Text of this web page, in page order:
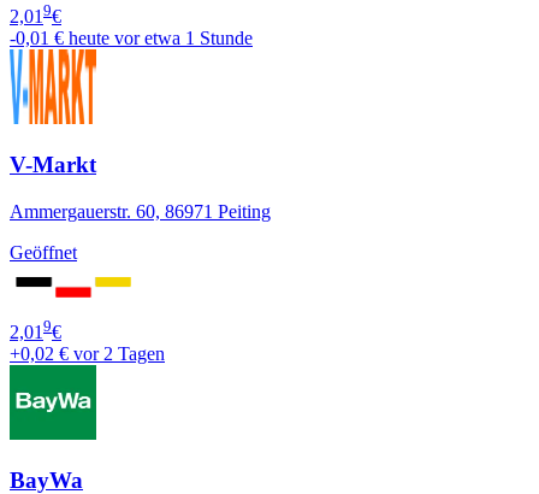
2,019€
-0,01 € heute vor etwa 1 Stunde
V-Markt
Ammergauerstr. 60, 86971 Peiting
Geöffnet
2,01 9€
+0,02 € vor 2 Tagen
BayWa